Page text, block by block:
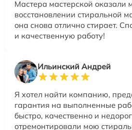
Мастера мастерской оказали
восстановлении стиральной
она снова отлично стирает.
и качественную работу!
Ильинский Андрей
Я хотел найти компанию,
гарантия на выполненные
быстро, качественно и
отремонтировали мою